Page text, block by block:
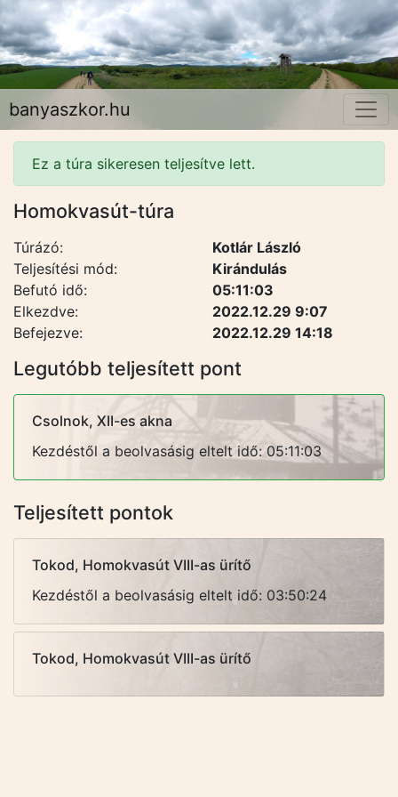
banyaszkor.hu
Ez a túra sikeresen teljesítve lett.
Legutóbb teljesített pont
Csolnok, XII-es akna
Kezdéstől a beolvasásig eltelt idő: 05:11:03
Teljesített pontok
Tokod, Homokvasút VIII-as ürítő
Kezdéstől a beolvasásig eltelt idő: 03:50:24
Tokod, Homokvasút VIII-as ürítő
Homokvasút-túra
Túrázó:
Kotlár László
Teljesítési mód:
Kirándulás
Befutó idő:
05:11:03
Elkezdve:
2022.12.29 9:07
Befejezve:
2022.12.29 14:18